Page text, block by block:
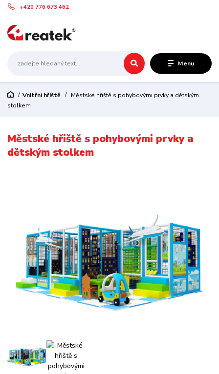
Menu
+420 776 673 462
Vnitřní hřiště
Městské hřiště s pohybovými prvky a dětským
stolkem
Městské hřiště s pohybovými prvky a
dětským stolkem